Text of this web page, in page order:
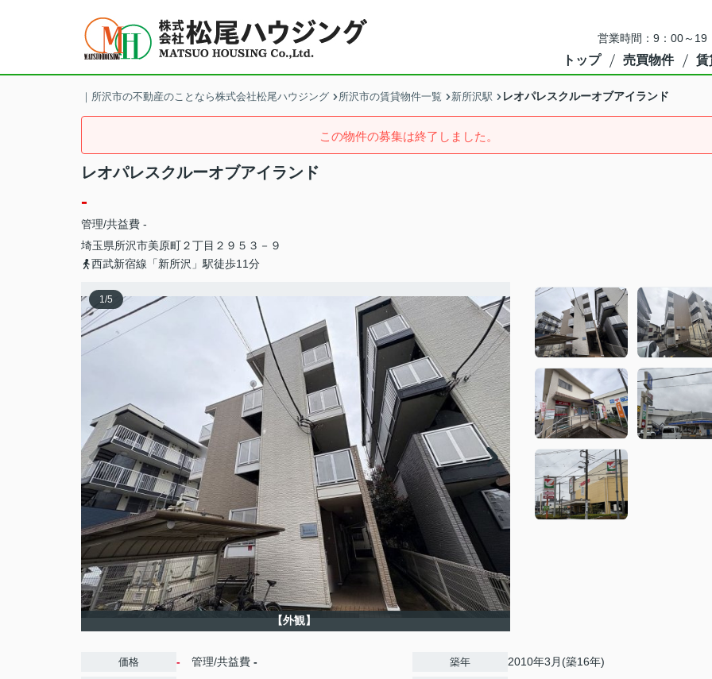
営業時間：9：00～
トップ 売買物件 賃
｜所沢市の不動産のことなら株式会社松尾ハウジング 所沢市の賃貸物件一覧 新所沢駅 レオパレスクルーオブアイランド
この物件の募集は終了しました。
レオパレスクルーオブアイランド
-
管理/共益費 -
埼玉県所沢市美原町２丁目２９５３－９
西武新宿線「新所沢」駅徒歩11分
1/5
【外観】
価格 - 管理/共益費 - 築年 2010年3月(築16年)